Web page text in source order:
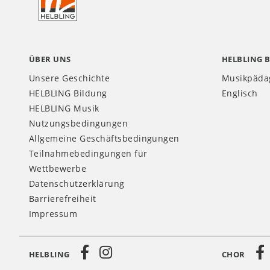
ÜBER UNS
Unsere Geschichte
HELBLING Bildung
HELBLING Musik
Nutzungsbedingungen
Allgemeine Geschäftsbedingungen
Teilnahmebedingungen für
Wettbewerbe
Datenschutzerklärung
Barrierefreiheit
Impressum
HELBLING
Englisch
HELBLING CHOR